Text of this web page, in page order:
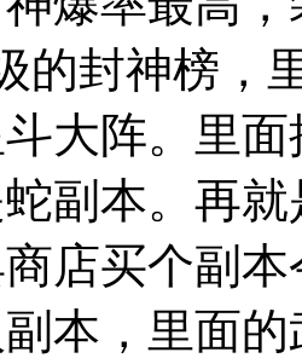
的封神榜，
大阵。里
副本。再
店买个副
本，里面